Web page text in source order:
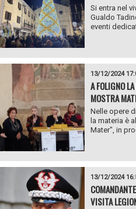
Si entra nel
Gualdo
eventi
13/12/2024
A FOLIGNO
MOSTRA
Nelle opere
la materia è
Mater", in
13/12/2024
VISITA